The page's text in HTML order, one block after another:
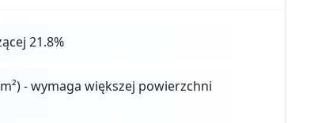
21.8%
- wymaga większej powierzchni